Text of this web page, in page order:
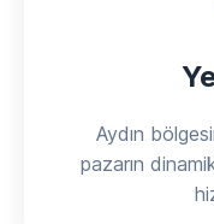
Aydın
pazarın